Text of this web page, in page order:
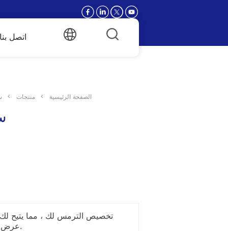
اتصل بنا
الصفحة الرئيسية > منتجات >
عرض منتجاتك بشكل أفضل.